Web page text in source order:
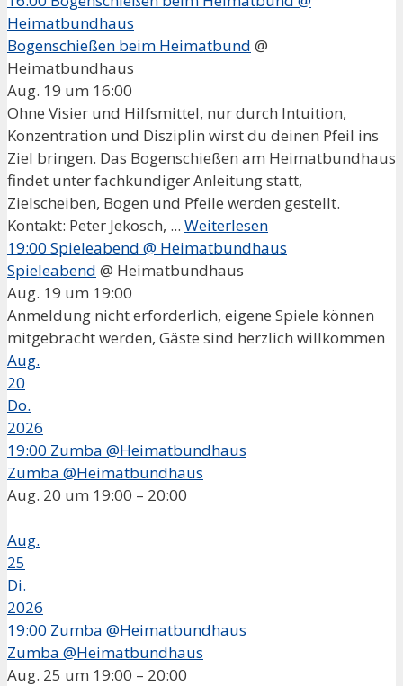
Heimatbundhaus
Bogenschießen beim Heimatbund @
Heimatbundhaus
Aug. 19 um 16:00
Ohne Visier und Hilfsmittel, nur durch Intuition,
Konzentration und Disziplin wirst du deinen Pfeil ins
Ziel bringen. Das Bogenschießen am Heimatbundhaus
findet unter fachkundiger Anleitung statt,
Zielscheiben, Bogen und Pfeile werden gestellt.
Kontakt: Peter Jekosch, ... Weiterlesen
19:00 Spieleabend @ Heimatbundhaus
Spieleabend @ Heimatbundhaus
Aug. 19 um 19:00
Anmeldung nicht erforderlich, eigene Spiele können
mitgebracht werden, Gäste sind herzlich willkommen
Aug.
20
Do.
2026
19:00 Zumba @Heimatbundhaus
Zumba @Heimatbundhaus
Aug. 20 um 19:00 – 20:00
Aug.
25
Di.
2026
19:00 Zumba @Heimatbundhaus
Zumba @Heimatbundhaus
Aug. 25 um 19:00 – 20:00